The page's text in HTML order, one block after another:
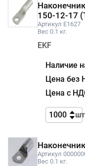
150-12-17
Артикул E1627
Вес 0.1 кг.
EKF
Артикул
Вес 0.1 кг.